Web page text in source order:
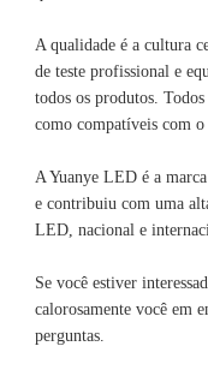
A qualidade é a cultura
de teste profissional e
todos os produtos.
A Yuanye LED é a
e contribuiu com uma
Se você estiver
calorosamente você em